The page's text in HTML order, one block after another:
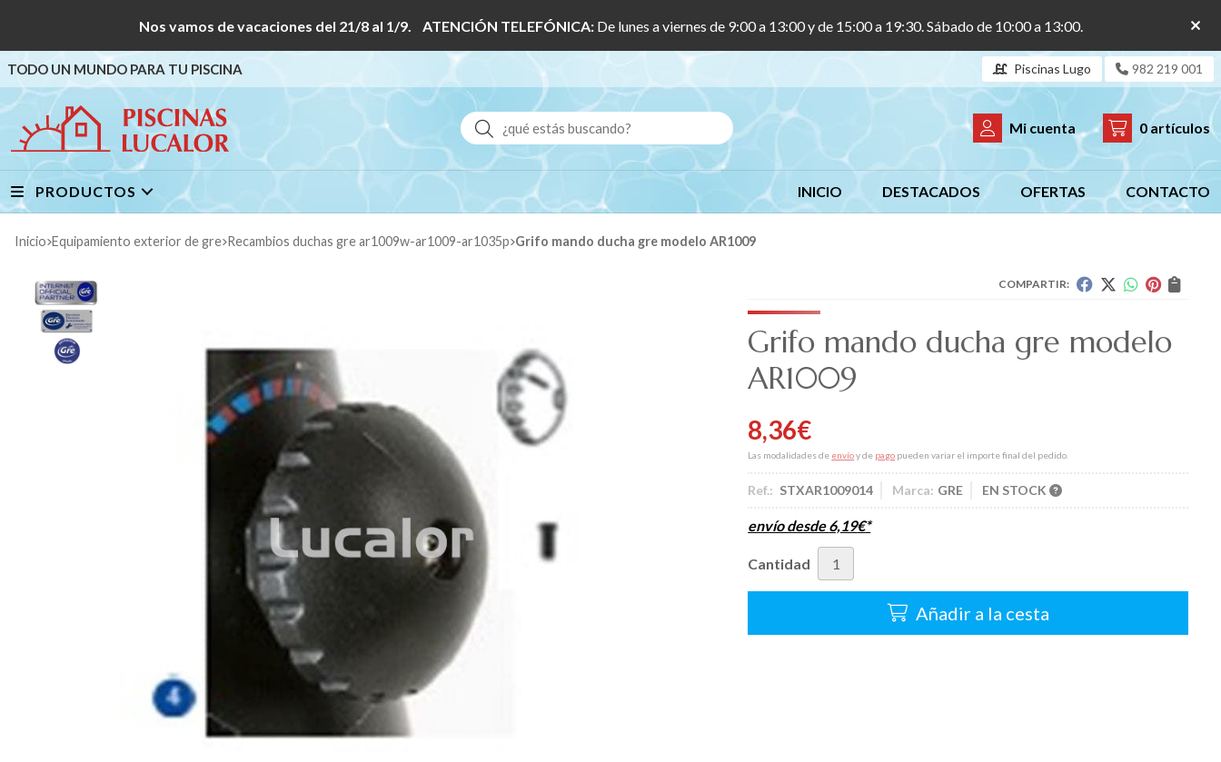
Nos vamos de vacaciones del 21/8 al 1/9. ATENCIÓN TELEFÓNICA: De lunes a viernes de 9:00 a 13:00 y de 15:00 a 19:30. Sábado de 10:00 a 13:00.
TODO UN MUNDO PARA TU PISCINA Piscinas Lugo 982 219 001
Buscar Mi cuenta 0 artículos
PRODUCTOS INICIO DESTACADOS OFERTAS CONTACTO
Inicio equipamiento exterior de gre recambios duchas gre ar1009w-ar1009-ar1035p Grifo mando ducha gre modelo AR1009
COMPARTIR:
Grifo mando ducha gre modelo
AR1009
8,36€
Las modalidades de envíoy de pago pueden variar el importe final del pedido.
Ref.: STXAR1009014 Marca: GRE EN STOCK
envío desde6,19€*
Cantidad
Añadir a la cesta